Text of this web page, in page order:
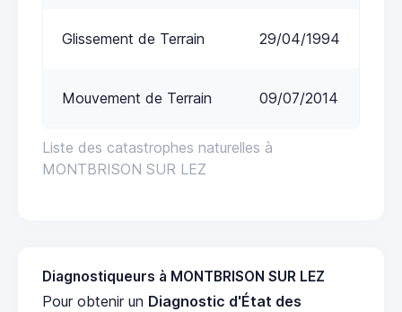
Liste des catastrophes naturelles à
MONTBRISON SUR LEZ
Glissement de Terrain 29/04/1994
Mouvement de Terrain 09/07/2014
Diagnostiqueurs à MONTBRISON SUR LEZ
Pour obtenir un Diagnostic d'État des